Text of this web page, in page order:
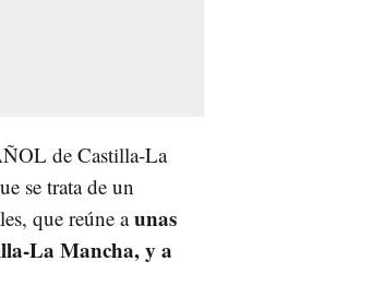
de Castilla-La
se trata de un
que reúne aunas
La Mancha, y a